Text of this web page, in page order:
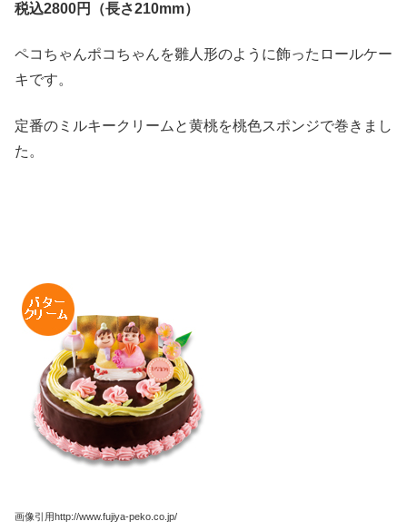
税込2800円（長さ210mm）
ペコちゃんポコちゃんを雛人形のように飾ったロールケー
キです。
定番のミルキークリームと黄桃を桃色スポンジで巻きまし
た。
画像引用http://www.fujiya-peko.co.jp/